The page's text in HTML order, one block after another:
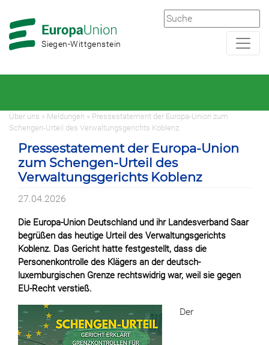
Hauptnavigation
Hauptbereich
Siegen-Wittgenstein
Über uns » Meldungen » Pressestatement der Europa-Union zum
Schengen-Urteil des Verwaltungsgerichts Koblenz
Pressestatement der Europa-Union
zum Schengen-Urteil des
Verwaltungsgerichts Koblenz
27.04.2026
Die Europa-Union Deutschland und ihr Landesverband Saar
begrüßen das heutige Urteil des Verwaltungsgerichts
Koblenz. Das Gericht hatte festgestellt, dass die
Personenkontrolle des Klägers an der deutsch-
luxemburgischen Grenze rechtswidrig war, weil sie gegen
EU-Recht verstieß.
Der